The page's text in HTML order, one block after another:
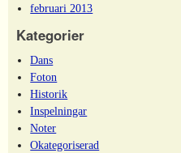
februari 2013
Kategorier
Dans
Foton
Historik
Inspelningar
Noter
Okategoriserad